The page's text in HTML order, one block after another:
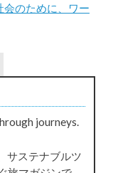
のために、ワー
journeys.
サステナブルツ